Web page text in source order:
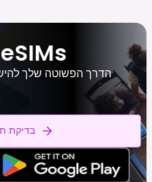
עוד על eSIMs
הדרך הפשוטה שלך
בדיקת